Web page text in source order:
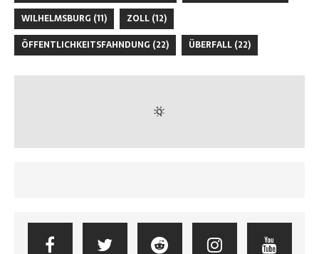
WILHELMSBURG (11) ZOLL (12)
ÖFFENTLICHKEITSFAHNDUNG (22) ÜBERFALL (22)